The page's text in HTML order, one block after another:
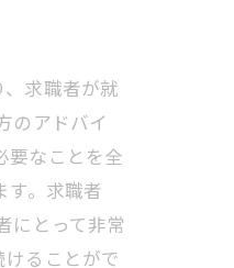
求職者が就
のアドバイ
要なことを全
す。求職者
にとって非常
ることがで